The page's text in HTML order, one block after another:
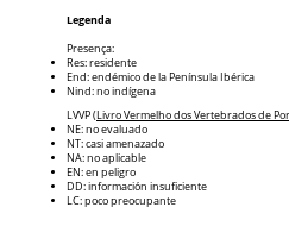
Legenda
Presença:
Res: residente
End: endémico de la Península Ibérica
Nind: no indígena
LVVP (Livro Vermelho dos Vertebrados de
NE: no evaluado
NT: casi amenazado
NA: no aplicable
EN: en peligro
DD: información insuficiente
LC: poco preocupante